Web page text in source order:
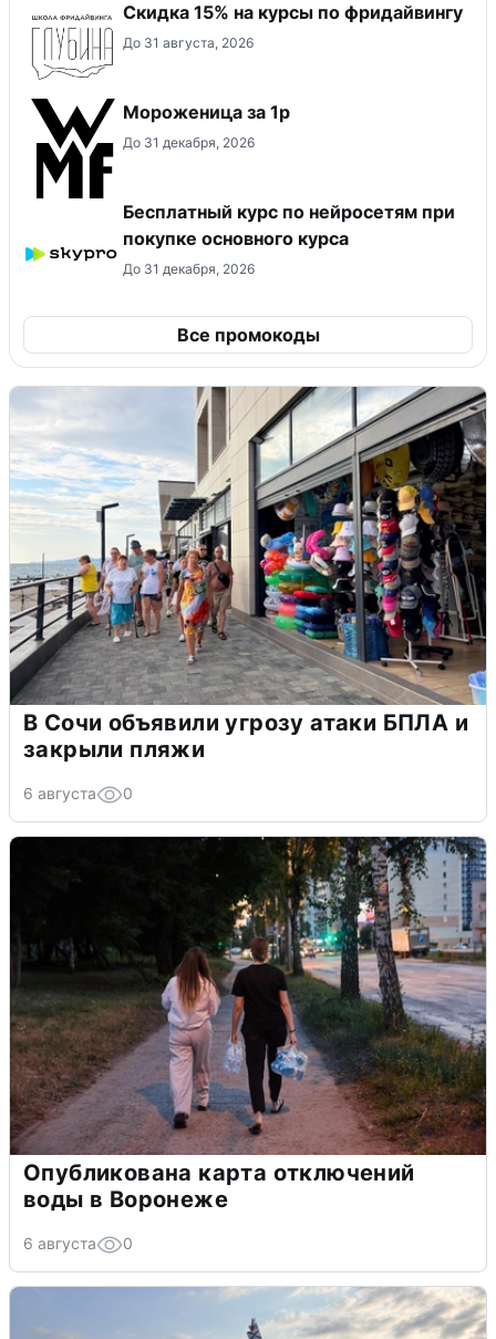
Скидка 15% на курсы по фридайвингу
До 31 августа, 2026
Мороженица за 1р
До 31 декабря, 2026
Бесплатный курс по нейросетям при
покупке основного курса
До 31 декабря, 2026
Все промокоды
В Сочи объявили угрозу атаки БПЛА и
закрыли пляжи
6 августа 0
Опубликована карта отключений
воды в Воронеже
6 августа 0